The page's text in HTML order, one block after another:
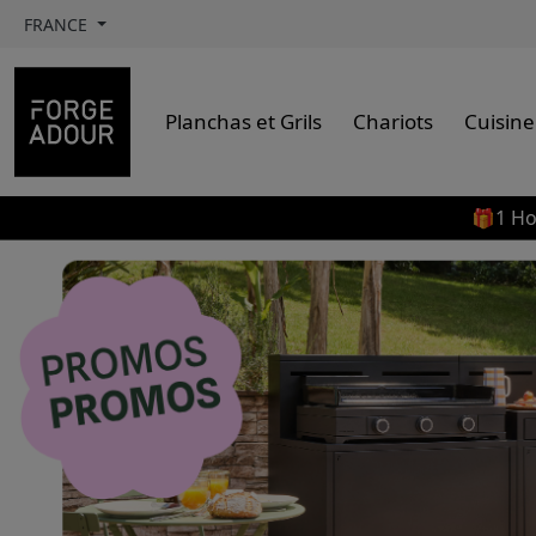
FRANCE
Planchas et Grils Chariots
🎁1